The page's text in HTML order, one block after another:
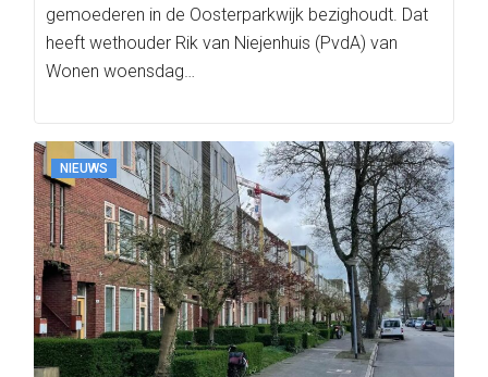
gemoederen in de Oosterparkwijk bezighoudt. Dat
heeft wethouder Rik van Niejenhuis (PvdA) van
Wonen woensdag…
NIEUWS